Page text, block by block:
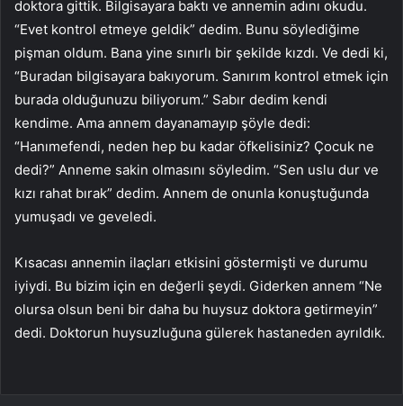
doktora gittik. Bilgisayara baktı ve annemin adını okudu.
“Evet kontrol etmeye geldik” dedim. Bunu söylediğime
pişman oldum. Bana yine sınırlı bir şekilde kızdı. Ve dedi ki,
“Buradan bilgisayara bakıyorum. Sanırım kontrol etmek için
burada olduğunuzu biliyorum.” Sabır dedim kendi
kendime. Ama annem dayanamayıp şöyle dedi:
“Hanımefendi, neden hep bu kadar öfkelisiniz? Çocuk ne
dedi?” Anneme sakin olmasını söyledim. “Sen uslu dur ve
kızı rahat bırak” dedim. Annem de onunla konuştuğunda
yumuşadı ve geveledi.
Kısacası annemin ilaçları etkisini göstermişti ve durumu
iyiydi. Bu bizim için en değerli şeydi. Giderken annem “Ne
olursa olsun beni bir daha bu huysuz doktora getirmeyin”
dedi. Doktorun huysuzluğuna gülerek hastaneden ayrıldık.